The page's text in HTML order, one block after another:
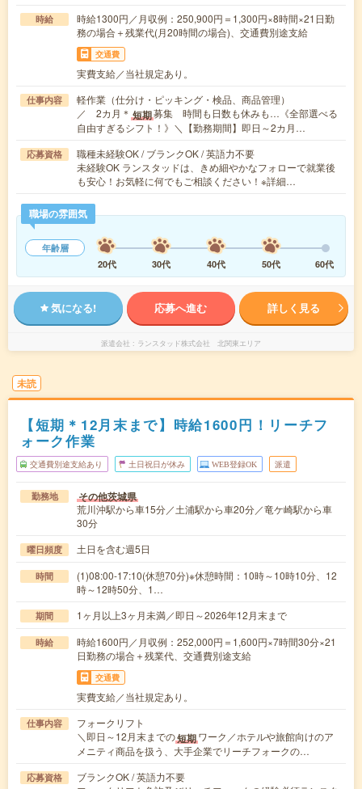
時給
時給1300円／月収例：250,900円＝1,300円×8時間×21日勤
務の場合＋残業代(月20時間の場合)、交通費別途支給
交通費
実費支給／当社規定あり。
仕事内容
軽作業（仕分け・ピッキング・検品、商品管理）
／ 2カ月＊ 短期募集 時間も日数も休みも…《全部選べる
自由すぎるシフト！》＼【勤務期間】即日～2カ月…
応募資格
職種未経験OK / ブランクOK / 英語力不要
未経験OK ランスタッドは、きめ細やかなフォローで就業後
も安心！お気軽に何でもご相談ください！※詳細…
職場の雰囲気
年齢層
20代
30代 40代 50代 60代
気になる! 応募へ進む 詳しく見る
派遣会社 ランスタッド株式会社 北関東エリア
未読
【短期＊12月末まで】時給1600円！リーチフ
ォーク作業
交通費別途支給あり 土日祝日が休み WEB登録OK 派遣
勤務地 その他茨城県
荒川沖駅から車15分／土浦駅から車20分／竜ケ崎駅から車
30分
曜日頻度 土日を含む週5日
時間
(1)08:00-17:10(休憩70分)※休憩時間：10時～10時10分、12
時～12時50分、1…
期間 1ヶ月以上3ヶ月未満／即日～2026年12月末まで
時給
時給1600円／月収例：252,000円＝1,600円×7時間30分×21
日勤務の場合＋残業代、交通費別途支給
交通費
実費支給／当社規定あり。
仕事内容
フォークリフト
＼即日～12月末までの短期ワーク／ホテルや旅館向けのア
メニティ商品を扱う、大手企業でリーチフォークの…
応募資格
ブランクOK / 英語力不要